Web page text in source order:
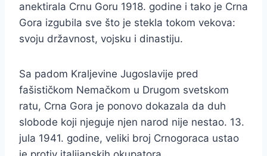
anektirala Crnu Goru 1918. godine i tako je Crna
Gora izgubila sve što je stekla tokom vekova:
svoju državnost, vojsku i dinastiju.
Sa padom Kraljevine Jugoslavije pred
fašističkom Nemačkom u Drugom svetskom
ratu, Crna Gora je ponovo dokazala da duh
slobode koji njeguje njen narod nije nestao. 13.
jula 1941. godine, veliki broj Crnogoraca ustao